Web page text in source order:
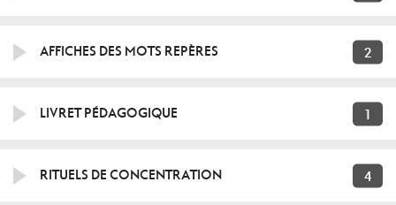
AFFICHES DES MOTS REPÈRES 2
LIVRET PÉDAGOGIQUE 1
RITUELS DE CONCENTRATION 4